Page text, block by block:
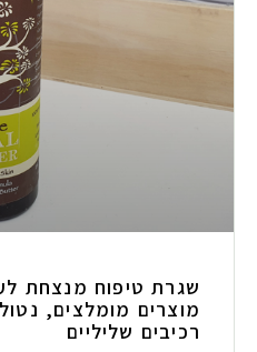
שגרת טיפוח מנצחת
מוצרים מומלצים,
רכיבים שליליים